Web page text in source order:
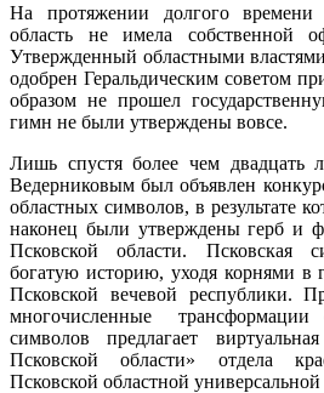
На протяжении долгого времени
область не имела собственной
Утвержденный областными
одобрен Геральдическим советом
образом не прошел
гимн не были утверждены вовсе.
Лишь спустя более чем двадцать
Ведерниковым был объявлен
областных символов, в результате
наконец были утверждены герб и
Псковской области. Псковская
богатую историю, уходя корнями в
Псковской вечевой республики.
многочисленные
символов предлагает
Псковской области» отдела
Псковской областной